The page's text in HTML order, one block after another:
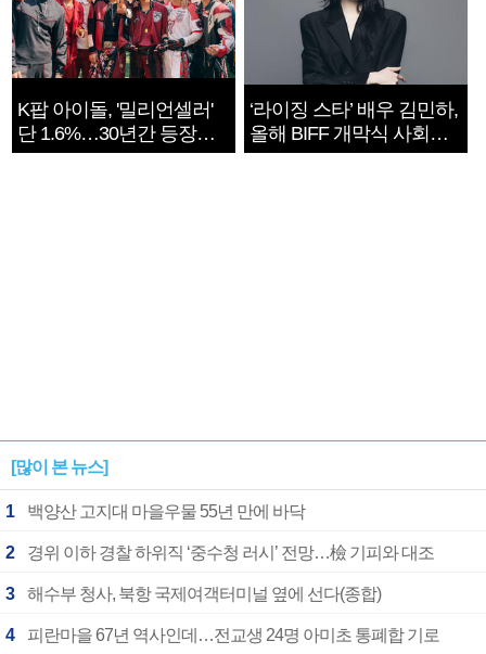
K팝 아이돌, '밀리언셀러'
단 1.6%…30년간 등장
1182개팀 전수조사
‘라이징 스타’ 배우 김민하,
올해 BIFF 개막식 사회자
확정
[많이 본 뉴스]
1 백양산 고지대 마을우물 55년 만에 바닥
2 경위 이하 경찰 하위직 ‘중수청 러시’ 전망…檢 기피와 대조
3 해수부 청사, 북항 국제여객터미널 옆에 선다(종합)
4 피란마을 67년 역사인데…전교생 24명 아미초 통폐합 기로